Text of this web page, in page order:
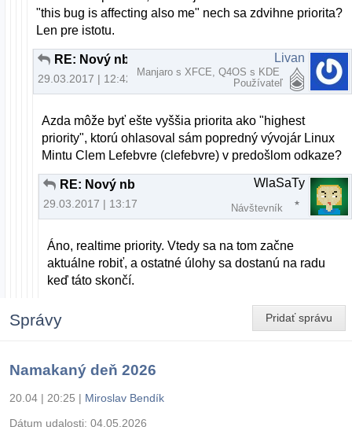
"this bug is affecting also me" nech sa zdvihne priorita?
Len pre istotu.
RE: Nový nb
29.03.2017 | 12:42
Livan
Manjaro s XFCE, Q4OS s KDE
Používateľ
Azda môže byť ešte vyššia priorita ako "highest
priority", ktorú ohlasoval sám popredný vývojár Linux
Mintu Clem Lefebvre (clefebvre) v predošlom odkaze?
RE: Nový nb
29.03.2017 | 13:17
WlaSaTy
Návštevník
Áno, realtime priority. Vtedy sa na tom začne
aktuálne robiť, a ostatné úlohy sa dostanú na radu
keď táto skončí.
Pridať správu
Správy
Namakaný deň 2026
20.04 | 20:25 | Miroslav Bendík
Dátum udalosti: 04.05.2026